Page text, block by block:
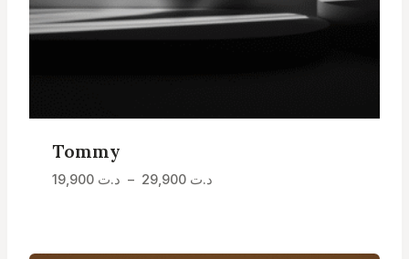
Tommy
د.ت 19,900 – د.ت 29,900
Plage